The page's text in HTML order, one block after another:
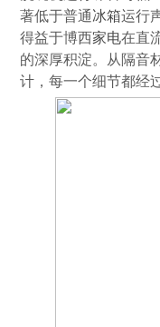
著低于普通冰箱运行
得益于博西家电在直
的深厚积淀。从隔音
计，每一个细节都经